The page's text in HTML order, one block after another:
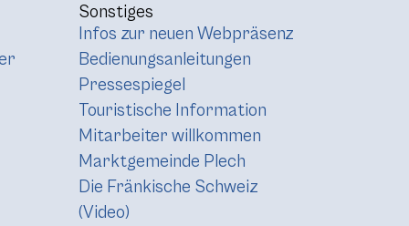
Sonstiges
Infos zur neuen Webpräsenz
Bedienungsanleitungen
Pressespiegel
Touristische Information
Mitarbeiter willkommen
Marktgemeinde Plech
Die Fränkische Schweiz
(Video)